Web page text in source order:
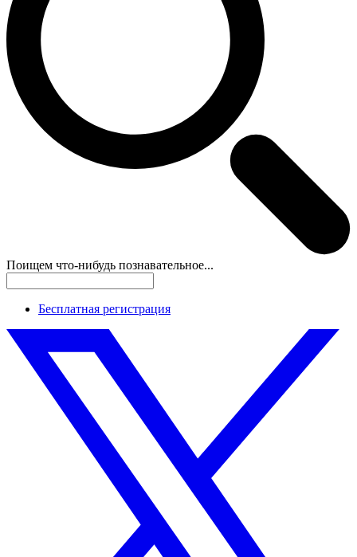
Поищем что-нибудь познавательное...
Бесплатная регистрация